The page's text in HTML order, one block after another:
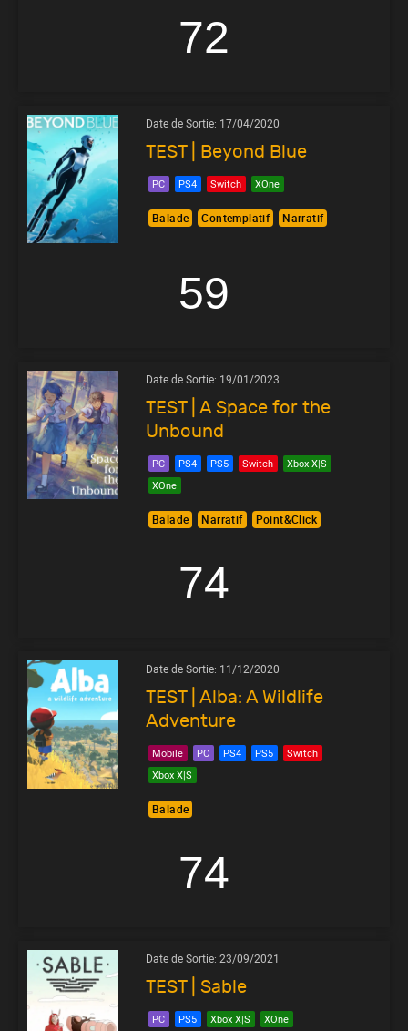
72
Date de Sortie: 17/04/2020
TEST | Beyond Blue
PC PS4 Switch XOne
Balade Contemplatif Narratif
59
Date de Sortie: 19/01/2023
TEST | A Space for the
Unbound
PC PS4 PS5 Switch
Xbox X|S
XOne
Balade Narratif Point&Click
74
Date de Sortie: 11/12/2020
TEST | Alba: A Wildlife
Adventure
Mobile PC PS4 PS5
Switch
Xbox X|S
Balade
74
Date de Sortie: 23/09/2021
TEST | Sable
PC PS5 Xbox X|S XOne